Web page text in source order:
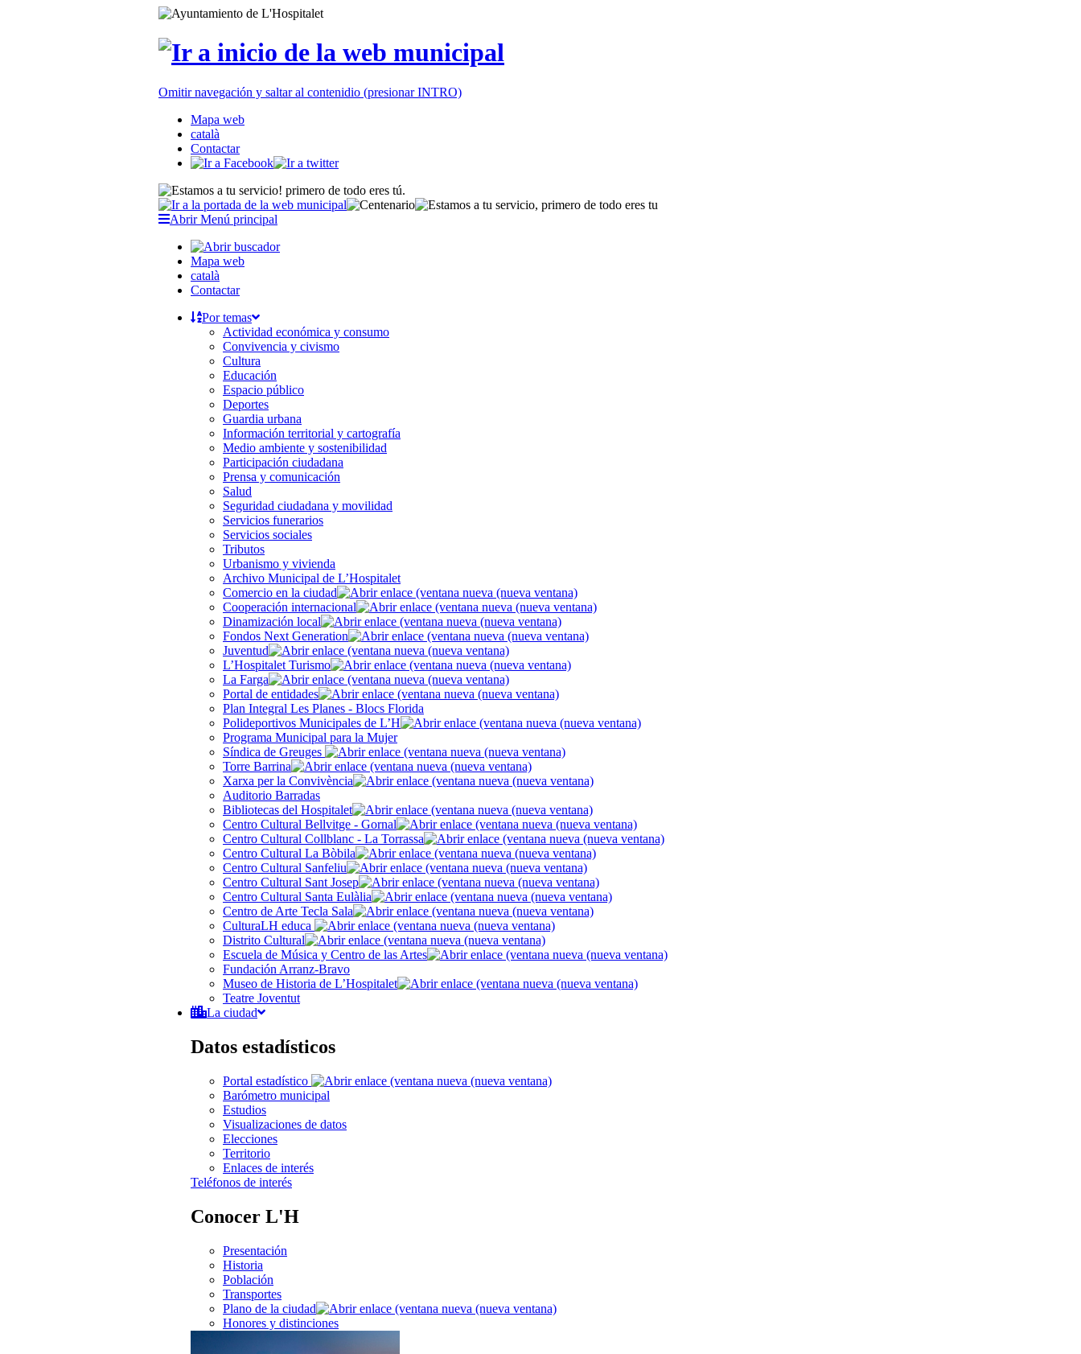
Omitir navegación y saltar al contenidio (presionar INTRO)
Mapa web
català
Contactar
Abrir Menú principal
Mapa web
català
Contactar
Por temas
Actividad económica y consumo
Convivencia y civismo
Cultura
Educación
Espacio público
Deportes
Guardia urbana
Información territorial y cartografía
Medio ambiente y sostenibilidad
Participación ciudadana
Prensa y comunicación
Salud
Seguridad ciudadana y movilidad
Servicios funerarios
Servicios sociales
Tributos
Urbanismo y vivienda
Archivo Municipal de L’Hospitalet
Comercio en la ciudad
Cooperación internacional
Dinamización local
Fondos Next Generation
Juventud
L’Hospitalet Turismo
La Farga
Portal de entidades
Plan Integral Les Planes - Blocs Florida
Polideportivos Municipales de L’H
Programa Municipal para la Mujer
Síndica de Greuges
Torre Barrina
Xarxa per la Convivència
Auditorio Barradas
Bibliotecas del Hospitalet
Centro Cultural Bellvitge - Gornal
Centro Cultural Collblanc - La Torrassa
Centro Cultural La Bòbila
Centro Cultural Sanfeliu
Centro Cultural Sant Josep
Centro Cultural Santa Eulàlia
Centro de Arte Tecla Sala
CulturaLH educa
Distrito Cultural
Escuela de Música y Centro de las Artes
Fundación Arranz-Bravo
Museo de Historia de L’Hospitalet
Teatre Joventut
La ciudad
Datos estadísticos
Portal estadístico
Barómetro municipal
Estudios
Visualizaciones de datos
Elecciones
Territorio
Enlaces de interés
Teléfonos de interés
Conocer L'H
Presentación
Historia
Población
Transportes
Plano de la ciudad
Honores y distinciones